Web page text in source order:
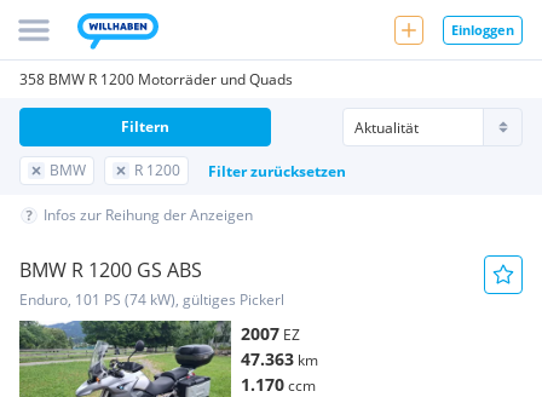
Einloggen
358 BMW R 1200 Motorräder und Quads
BMW R 1200 Filter zurücksetzen
Filtern
Infos zur Reihung der Anzeigen
BMW R 1200 GS ABS
Enduro, 101 PS (74 kW), gültiges Pickerl
2007 EZ
47.363 km
1.170ccm